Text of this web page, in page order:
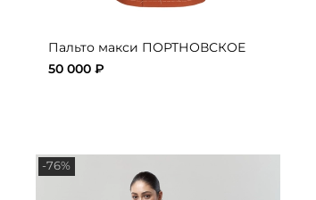
Пальто макси ПОРТНОВСКОЕ
50 000 ₽
-76%